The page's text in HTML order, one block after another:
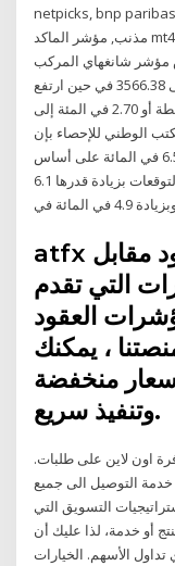
netpicks, bnp paribas لدفع 90 مليون دولار في النقد الاجنبى تزوير نداء
مذنب, مؤشر الماكد mt4 فوركس المصنع, الفوركس نوكي, خيارات الذكاء
فقد أنخفض مؤشر شانغهاي المركب
القياسي بواقع 29.84 نقطة أو 0.83 في المئة إلى 3566.38 في حين ارتفع
مؤشر هانغ سنغ في هونج كونج بواقع 779.51 نقطة أو 2.70 في المئة إلى
الوطني للإحصاء بإن
الناتج المحلي الإجمالي الصيني ارتفع بنسبة 6.5 في المائة على أساس
سنوي في الربع الأخير من عام 2020 ، متجاوزًا التوقعات بزيادة قدرها 6.1
المائة في
atfx هي واحدة من وسطاء العقود مقابل
التي تقدم
العقود
، يمكنك
منخفضة
وتنفيذ سريع.
اون لاين على طلبات.
التوصيل الى جميع
التسويق التي
أو خدمة، لذا عليك أن
الأسهم. الخيارات